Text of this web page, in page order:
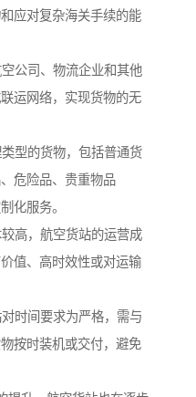
应对复杂海关手续的能
公司、物流企业和其他
运网络，实现货物的无
型的货物，包括普通货
危险品、贵重物品
化服务。
高，航空货站的运营成
值、高时效性或对运输
时间要求为严格，需与
按时装机或交付，避免